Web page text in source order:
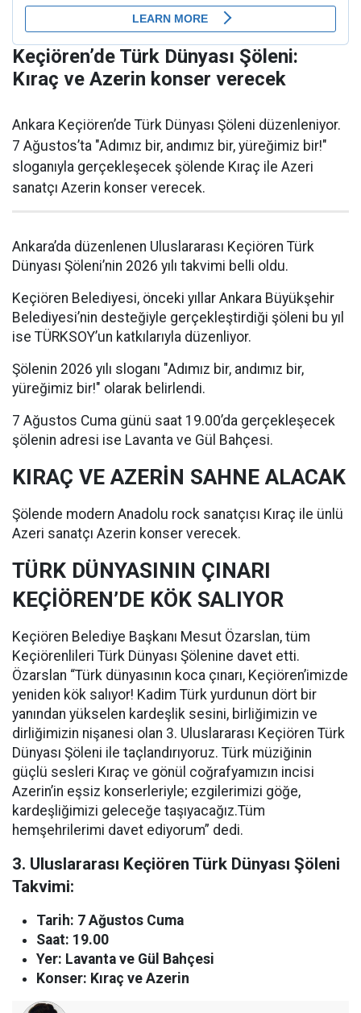
Keçiören’de Türk Dünyası Şöleni:
Kıraç ve Azerin konser verecek
Ankara Keçiören’de Türk Dünyası Şöleni düzenleniyor.
7 Ağustos’ta "Adımız bir, andımız bir, yüreğimiz bir!"
sloganıyla gerçekleşecek şölende Kıraç ile Azeri
sanatçı Azerin konser verecek.
Ankara’da düzenlenen Uluslararası Keçiören Türk
Dünyası Şöleni’nin 2026 yılı takvimi belli oldu.
Keçiören Belediyesi, önceki yıllar Ankara Büyükşehir
Belediyesi’nin desteğiyle gerçekleştirdiği şöleni bu yıl
ise TÜRKSOY’un katkılarıyla düzenliyor.
Şölenin 2026 yılı sloganı "Adımız bir, andımız bir,
yüreğimiz bir!" olarak belirlendi.
7 Ağustos Cuma günü saat 19.00’da gerçekleşecek
şölenin adresi ise Lavanta ve Gül Bahçesi.
KIRAÇ VE AZERİN SAHNE ALACAK
Şölende modern Anadolu rock sanatçısı Kıraç ile ünlü
Azeri sanatçı Azerin konser verecek.
TÜRK DÜNYASININ ÇINARI
KEÇİÖREN’DE KÖK SALIYOR
Keçiören Belediye Başkanı Mesut Özarslan, tüm
Keçiörenlileri Türk Dünyası Şölenine davet etti.
Özarslan “Türk dünyasının koca çınarı, Keçiören’imizde
yeniden kök salıyor! Kadim Türk yurdunun dört bir
yanından yükselen kardeşlik sesini, birliğimizin ve
dirliğimizin nişanesi olan 3. Uluslararası Keçiören Türk
Dünyası Şöleni ile taçlandırıyoruz. Türk müziğinin
güçlü sesleri Kıraç ve gönül coğrafyamızın incisi
Azerin’in eşsiz konserleriyle; ezgilerimizi göğe,
kardeşliğimizi geleceğe taşıyacağız.Tüm
hemşehrilerimi davet ediyorum” dedi.
3. Uluslararası Keçiören Türk Dünyası Şöleni
Takvimi:
Tarih: 7 Ağustos Cuma
Saat: 19.00
Yer: Lavanta ve Gül Bahçesi
Konser: Kıraç ve Azerin